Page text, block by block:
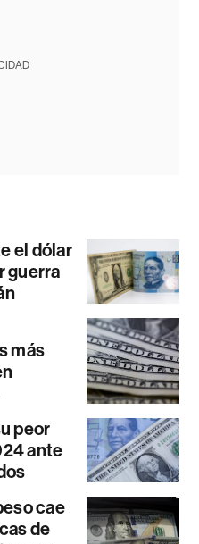
el dólar
guerra
más
peor
ante
cae
de